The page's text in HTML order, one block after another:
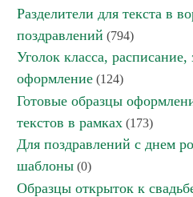
Разделители для текста в
поздравлений (794)
Уголок класса,
оформление (124)
Готовые образцы
текстов в рамках (173)
Для поздравлений с днем
шаблоны (0)
Образцы открыток к